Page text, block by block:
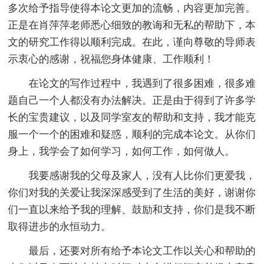
多次给予指导使得本论文更加的流畅，内容更加完善。
正是在肖萍萍老师悉心细致的教诲和无私的帮助下，本
文的研究工作得以顺利完成。在此，谨向尊敬的导师表
示衷心的感谢，祝福您身体健康、工作顺利！
在论文的写作过程中，我遇到了很多困难，很多难
题自己一个人都没有办法解决。正是由于得到了许多学
长的宝贵建议，以及同学室友的帮助和支持，我才能克
服一个一个的困难和疑惑，顺利的完成本论文。从你们
身上，我学会了如何学习，如何工作，如何做人。
我要感谢我的父母及家人，没有人比你们更爱我，
你们对我的关爱让我深深感受到了生活的美好，谢谢你
们一直以来给予我的理解、鼓励和支持，你们是我不断
取得进步的永恒动力。
最后，还要对所有给予本论文工作以关心和帮助的